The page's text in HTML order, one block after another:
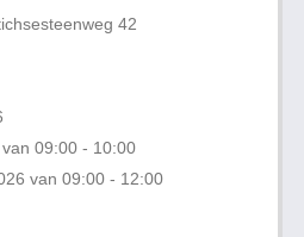
42
09:00 - 10:00
van 09:00 - 12:00